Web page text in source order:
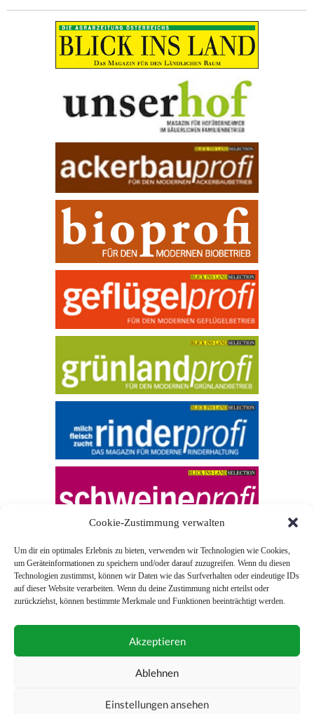
Cookie-Zustimmung verwalten
Um dir ein optimales Erlebnis zu bieten, verwenden wir Technologien wie Cookies,
um Geräteinformationen zu speichern und/oder darauf zuzugreifen. Wenn du diesen
Technologien zustimmst, können wir Daten wie das Surfverhalten oder eindeutige IDs
auf dieser Website verarbeiten. Wenn du deine Zustimmung nicht erteilst oder
zurückziehst, können bestimmte Merkmale und Funktionen beeinträchtigt werden.
Akzeptieren
Ablehnen
Einstellungen ansehen
© 2026 Blick ins Land
Unterstützt durch
0043 (0)1 581 28 90 0
Impressum